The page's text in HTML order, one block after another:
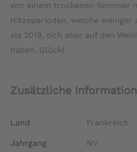
von einem trockenen Sommer
Hitzeperioden, welche weniger
als 2019, sich aber auf den
haben. Glückl
Zusätzliche Information
Land Frankreich
Jahrgang NV